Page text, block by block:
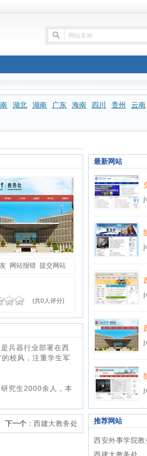
湖北 湖南 广东 海南 四川 贵州 云南
网站报错 提交网站
(共0人评分)
兵器行业部署在西
校风，注重学生军
究生2000余人，本
下一个 ： 西建大教务处
最新网站
推荐网站
西安外事学院教